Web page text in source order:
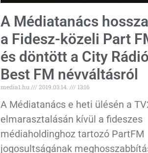
A Médiatanács
a Fidesz-közeli Part
és döntött a City
Best FM névváltásról
media1.hu 2019.03.14. 13:16
A Médiatanács e heti ülésén a
elmarasztalásán kívül a fideszes
médiaholdinghoz tartozó PartFM
jogosultságának